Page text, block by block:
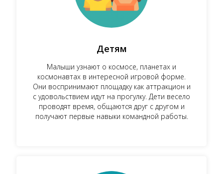
Детям
Малыши узнают о космосе, планетах и
космонавтах в интересной игровой форме.
Они воспринимают площадку как аттракцион и
с удовольствием идут на прогулку. Дети весело
проводят время, общаются друг с другом и
получают первые навыки командной работы.